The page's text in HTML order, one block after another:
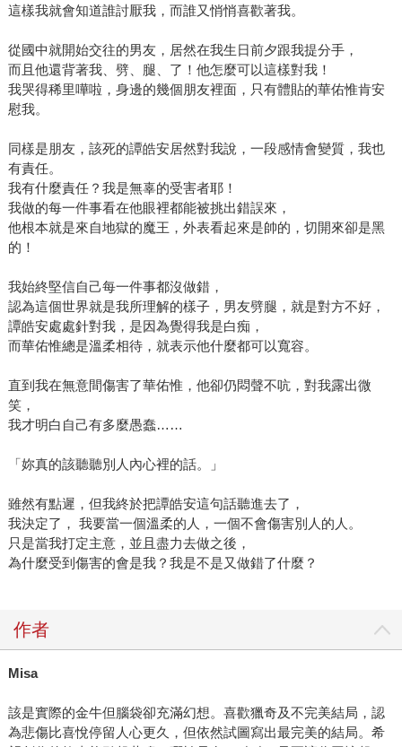
這樣我就會知道誰討厭我，而誰又悄悄喜歡著我。
從國中就開始交往的男友，居然在我生日前夕跟我提分手，
而且他還背著我、劈、腿、了！他怎麼可以這樣對我！
我哭得稀里嘩啦，身邊的幾個朋友裡面，只有體貼的華佑惟肯安
慰我。
同樣是朋友，該死的譚皓安居然對我說，一段感情會變質，我也
有責任。
我有什麼責任？我是無辜的受害者耶！
我做的每一件事看在他眼裡都能被挑出錯誤來，
他根本就是來自地獄的魔王，外表看起來是帥的，切開來卻是黑
的！
我始終堅信自己每一件事都沒做錯，
認為這個世界就是我所理解的樣子，男友劈腿，就是對方不好，
譚皓安處處針對我，是因為覺得我是白痴，
而華佑惟總是溫柔相待，就表示他什麼都可以寬容。
直到我在無意間傷害了華佑惟，他卻仍悶聲不吭，對我露出微
笑，
我才明白自己有多麼愚蠢……
「妳真的該聽聽別人內心裡的話。」
雖然有點遲，但我終於把譚皓安這句話聽進去了，
我決定了， 我要當一個溫柔的人，一個不會傷害別人的人。
只是當我打定主意，並且盡力去做之後，
為什麼受到傷害的會是我？我是不是又做錯了什麼？
作者
Misa
該是實際的金牛但腦袋卻充滿幻想。喜歡獵奇及不完美結局，認
為悲傷比喜悅停留人心更久，但依然試圖寫出最完美的結局。希